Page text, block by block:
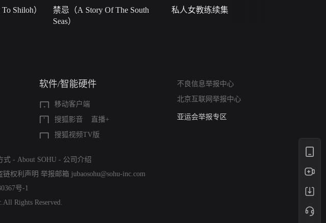
Shiloh）
禁忌（A Story Of The South
Seas）
私人女教练续集
软件/智能硬件
移动客户端
搜狐影音
直播+
搜狐视频TV版
不良信息举报中心
北京互联网举报中心
算法推荐专项举报
亚运会举报专区
式 - About SOHU - 公司介绍
链权利声明 举报邮箱 jubaosohu@sohu-inc.com
号-1
Rights Reserved.